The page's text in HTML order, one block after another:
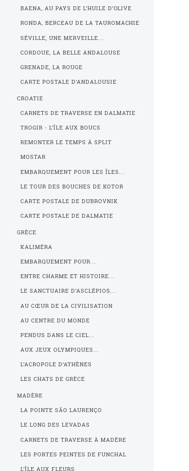
BAENA, AU PAYS DE L’HUILE D’OLIVE
RONDA, BERCEAU DE LA TAUROMACHIE
SÉVILLE, UNE MERVEILLE...
CORDOUE, LA BELLE ANDALOUSE
GRENADE, LA ROUGE
CARTE POSTALE D’ANDALOUSIE
CROATIE
CARNETS DE TRAVERSE EN DALMATIE
TROGIR - L’ÎLE AUX BOUCS
REMONTER LE TEMPS À SPLIT
MOSTAR
EMBARQUEMENT POUR LES ÎLES...
LE TOUR DES BOUCHES DE KOTOR
CARTE POSTALE DE DUBROVNIK
CARTE POSTALE DE DALMATIE
GRÈCE
KALIMÉRA
EMBARQUEMENT POUR...
ENTRE CHARME ET HISTOIRE...
LE SANCTUAIRE D’ASCLÉPIOS...
AU CŒUR DE LA CIVILISATION
AU CENTRE DU MONDE
PENDUS DANS LE CIEL...
AUX JEUX OLYMPIQUES...
L’ACROPOLE D’ATHÈNES
LES CHATS DE GRÈCE
MADÈRE
LA POINTE SÃO LAURENÇO
LE LONG DES LEVADAS
CARNETS DE TRAVERSE À MADÈRE
LES PORTES PEINTES DE FUNCHAL
L’ÎLE AUX FLEURS